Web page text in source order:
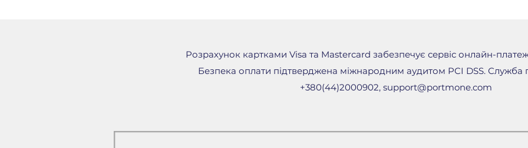
Розрахунок картками Visa та Mastercard забезпечує сервіс онлайн-
Безпека оплати підтверджена міжнародним аудитом PCI DSS. Служба
+380(44)2000902, support@portmone.com